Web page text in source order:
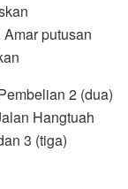
putusan
2 (dua)
Hangtuah
3 (tiga)